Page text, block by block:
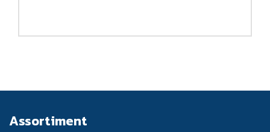
Assortiment